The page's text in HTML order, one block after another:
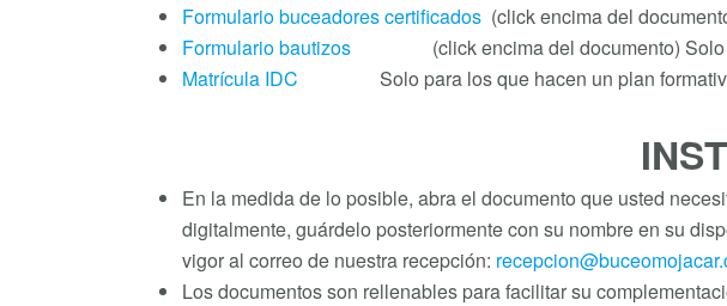
Formulario buceadores certificados (click encima del
Formulario bautizos
(click encima del documento) Solo
Matrícula IDC
Solo para los que hacen un plan
En la medida de lo posible, abra el documento que usted
digitalmente, guárdelo posteriormente con su nombre en su
vigor al correo de nuestra recepción:
Los documentos son rellenables para facilitar su